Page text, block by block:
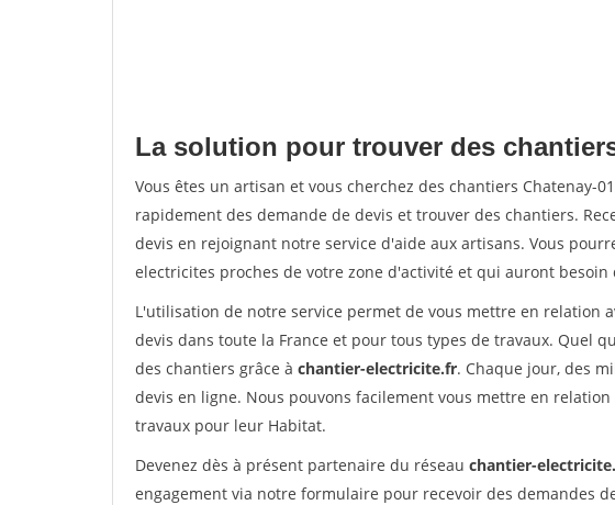
La solution pour trouver des
Vous êtes un artisan et vous cherchez des chantiers Chatenay-
rapidement des demande de devis et trouver des chantiers.
devis en rejoignant notre service d'aide aux artisans. Vous
electricites proches de votre zone d'activité et qui auront
L'utilisation de notre service permet de vous mettre en relation
devis dans toute la France et pour tous types de travaux. Quel
des chantiers grâce à chantier-electricite.fr. Chaque jour, des
devis en ligne. Nous pouvons facilement vous mettre en
travaux pour leur Habitat.
Devenez dès à présent partenaire du réseau chantier-
engagement via notre formulaire pour recevoir des demandes